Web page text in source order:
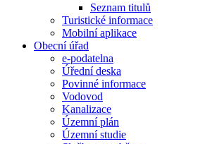
Seznam titulů
Turistické informace
Mobilní aplikace
Obecní úřad
e-podatelna
Úřední deska
Povinné informace
Vodovod
Kanalizace
Územní plán
Územní studie